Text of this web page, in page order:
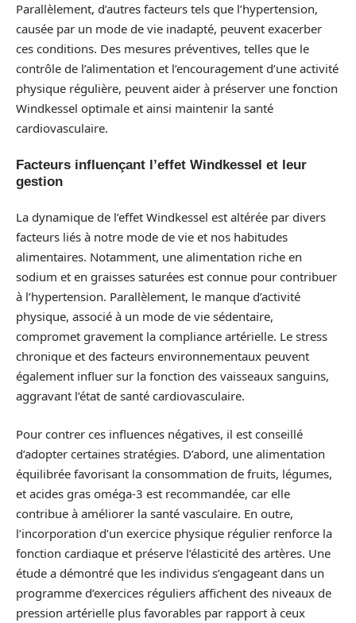
Parallèlement, d’autres facteurs tels que l’hypertension,
causée par un mode de vie inadapté, peuvent exacerber
ces conditions. Des mesures préventives, telles que le
contrôle de l’alimentation et l’encouragement d’une activité
physique régulière, peuvent aider à préserver une fonction
Windkessel optimale et ainsi maintenir la santé
cardiovasculaire.
Facteurs influençant l’effet Windkessel et leur
gestion
La dynamique de l’effet Windkessel est altérée par divers
facteurs liés à notre mode de vie et nos habitudes
alimentaires. Notamment, une alimentation riche en
sodium et en graisses saturées est connue pour contribuer
à l’hypertension. Parallèlement, le manque d’activité
physique, associé à un mode de vie sédentaire,
compromet gravement la compliance artérielle. Le stress
chronique et des facteurs environnementaux peuvent
également influer sur la fonction des vaisseaux sanguins,
aggravant l’état de santé cardiovasculaire.
Pour contrer ces influences négatives, il est conseillé
d’adopter certaines stratégies. D’abord, une alimentation
équilibrée favorisant la consommation de fruits, légumes,
et acides gras oméga-3 est recommandée, car elle
contribue à améliorer la santé vasculaire. En outre,
l’incorporation d’un exercice physique régulier renforce la
fonction cardiaque et préserve l’élasticité des artères. Une
étude a démontré que les individus s’engageant dans un
programme d’exercices réguliers affichent des niveaux de
pression artérielle plus favorables par rapport à ceux